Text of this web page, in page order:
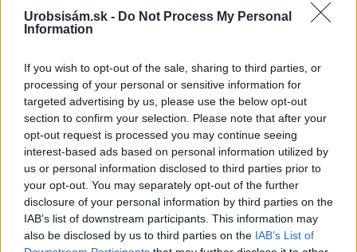
Urobsisám.sk - Do Not Process My Personal
Information
If you wish to opt-out of the sale, sharing to third parties, or
processing of your personal or sensitive information for
targeted advertising by us, please use the below opt-out
section to confirm your selection. Please note that after your
opt-out request is processed you may continue seeing
interest-based ads based on personal information utilized by
us or personal information disclosed to third parties prior to
your opt-out. You may separately opt-out of the further
disclosure of your personal information by third parties on the
IAB’s list of downstream participants. This information may
also be disclosed by us to third parties on the IAB’s List of
Postupne viac a viac prehlbujem, aby sa vlnky
začali podobať na bradu.